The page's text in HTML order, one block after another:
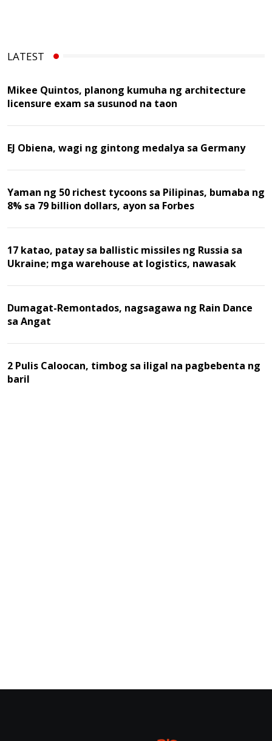
LATEST
Mikee Quintos, planong kumuha ng architecture
licensure exam sa susunod na taon
EJ Obiena, wagi ng gintong medalya sa Germany
Yaman ng 50 richest tycoons sa Pilipinas, bumaba ng
8% sa 79 billion dollars, ayon sa Forbes
17 katao, patay sa ballistic missiles ng Russia sa
Ukraine; mga warehouse at logistics, nawasak
Dumagat-Remontados, nagsagawa ng Rain Dance
sa Angat
2 Pulis Caloocan, timbog sa iligal na pagbebenta ng
baril